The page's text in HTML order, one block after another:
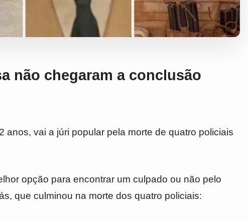
não chegaram a conclusão
anos, vai a júri popular pela morte de quatro policiais
opção para encontrar um culpado ou não pelo
que culminou na morte dos quatro policiais: